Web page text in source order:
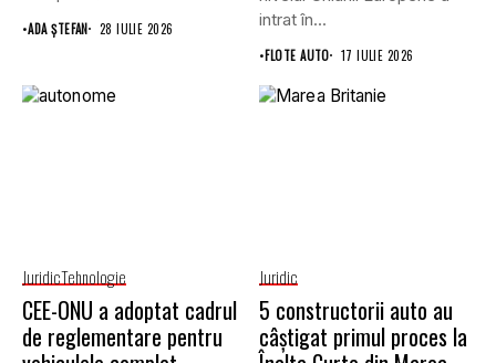
doar...
•ADA ȘTEFAN 28 IULIE 2026
intrat în...
•FLOTE AUTO 17 IULIE 2026
JuridicTehnologie
CEE-ONU a adoptat cadrul
de reglementare pentru
Juridic
5 constructorii auto au
câștigat primul proces la